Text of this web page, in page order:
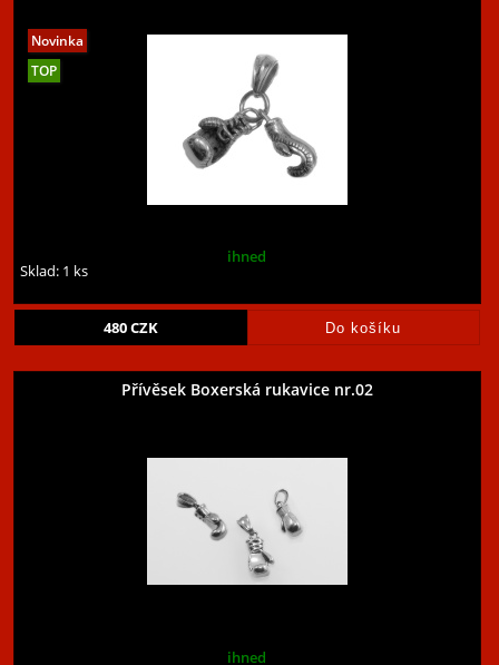
ihned
Sklad: 1 ks
480CZK
Přívěsek Boxerská rukavice nr.02
ihned